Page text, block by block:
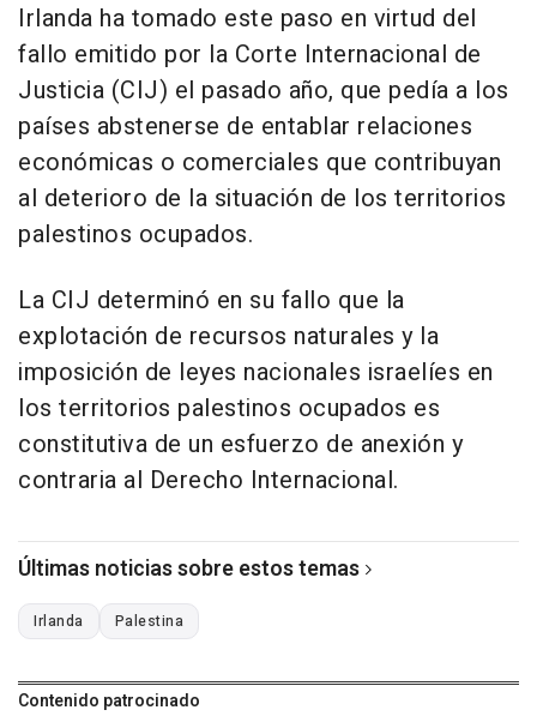
Irlanda ha tomado este paso en virtud del
fallo emitido por la Corte Internacional de
Justicia (CIJ) el pasado año, que pedía a los
países abstenerse de entablar relaciones
económicas o comerciales que contribuyan
al deterioro de la situación de los territorios
palestinos ocupados.
La CIJ determinó en su fallo que la
explotación de recursos naturales y la
imposición de leyes nacionales israelíes en
los territorios palestinos ocupados es
constitutiva de un esfuerzo de anexión y
contraria al Derecho Internacional.
Últimas noticias sobre estos temas
Irlanda Palestina
Contenido patrocinado